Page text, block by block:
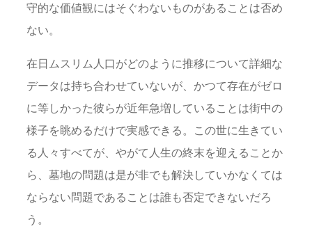
守的な価値観にはそぐわないものがあることは否め
ない。
在日ムスリム人口がどのように推移について詳細な
データは持ち合わせていないが、かつて存在がゼロ
に等しかった彼らが近年急増していることは街中の
様子を眺めるだけで実感できる。この世に生きてい
る人々すべてが、やがて人生の終末を迎えることか
ら、墓地の問題は是が非でも解決していかなくては
ならない問題であることは誰も否定できないだろ
う。